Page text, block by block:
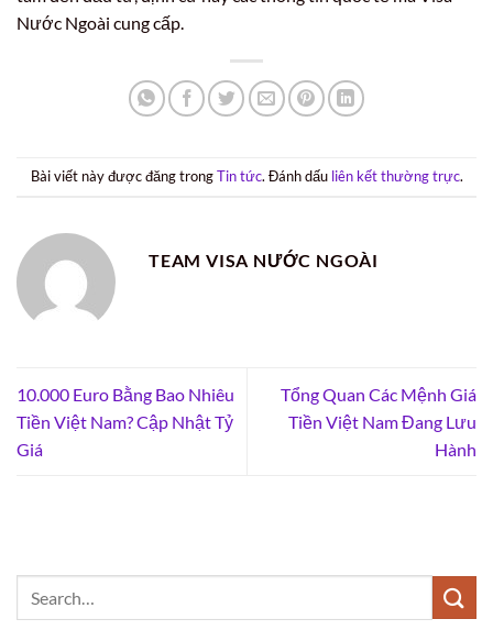
Nước Ngoài cung cấp.
Bài viết này được đăng trongTin tức. Đánh dấu liên kết thường trực.
TEAM VISA NƯỚC NGOÀI
10.000 Euro Bằng Bao Nhiêu
Tiền Việt Nam? Cập Nhật Tỷ
Giá
Tổng Quan Các Mệnh Giá
Tiền Việt Nam Đang Lưu
Hành